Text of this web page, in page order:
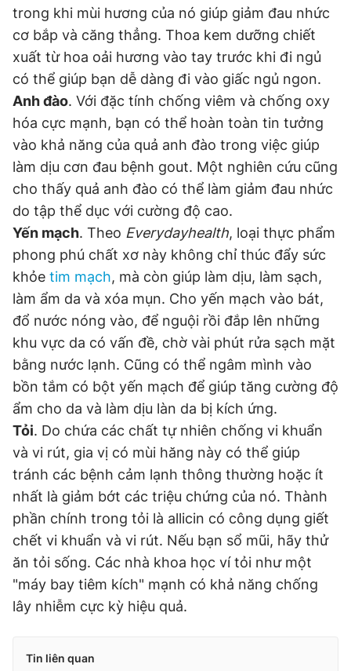
trong khi mùi hương của nó giúp giảm đau nhức
cơ bắp và căng thẳng. Thoa kem dưỡng chiết
xuất từ hoa oải hương vào tay trước khi đi ngủ
có thể giúp bạn dễ dàng đi vào giấc ngủ ngon.
Anh đào. Với đặc tính chống viêm và chống oxy
hóa cực mạnh, bạn có thể hoàn toàn tin tưởng
vào khả năng của quả anh đào trong việc giúp
làm dịu cơn đau bệnh gout. Một nghiên cứu cũng
cho thấy quả anh đào có thể làm giảm đau nhức
do tập thể dục với cường độ cao.
Yến mạch. Theo Everydayhealth, loại thực phẩm
phong phú chất xơ này không chỉ thúc đẩy sức
khỏe tim mạch, mà còn giúp làm dịu, làm sạch,
làm ẩm da và xóa mụn. Cho yến mạch vào bát,
đổ nước nóng vào, để nguội rồi đắp lên những
khu vực da có vấn đề, chờ vài phút rửa sạch mặt
bằng nước lạnh. Cũng có thể ngâm mình vào
bồn tắm có bột yến mạch để giúp tăng cường độ
ẩm cho da và làm dịu làn da bị kích ứng.
Tỏi. Do chứa các chất tự nhiên chống vi khuẩn
và vi rút, gia vị có mùi hăng này có thể giúp
tránh các bệnh cảm lạnh thông thường hoặc ít
nhất là giảm bớt các triệu chứng của nó. Thành
phần chính trong tỏi là allicin có công dụng giết
chết vi khuẩn và vi rút. Nếu bạn sổ mũi, hãy thử
ăn tỏi sống. Các nhà khoa học ví tỏi như một
"máy bay tiêm kích" mạnh có khả năng chống
lây nhiễm cực kỳ hiệu quả.
Tin liên quan